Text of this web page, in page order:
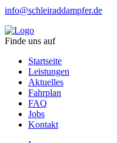
info@schleiraddampfer.de
Finde uns auf
Startseite
Leistungen
Aktuelles
Fahrplan
FAQ
Jobs
Kontakt